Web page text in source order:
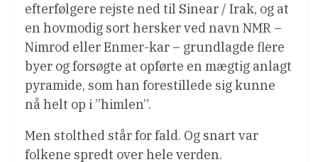
efterfølgere rejste ned til Sinear / Irak, og at
en hovmodig sort hersker ved navn NMR –
Nimrod eller Enmer-kar – grundlagde flere
byer og forsøgte at opførte en mægtig anlagt
pyramide, som han forestillede sig kunne
nå helt op i ”himlen”.
Men stolthed står for fald. Og snart var
folkene spredt over hele verden.